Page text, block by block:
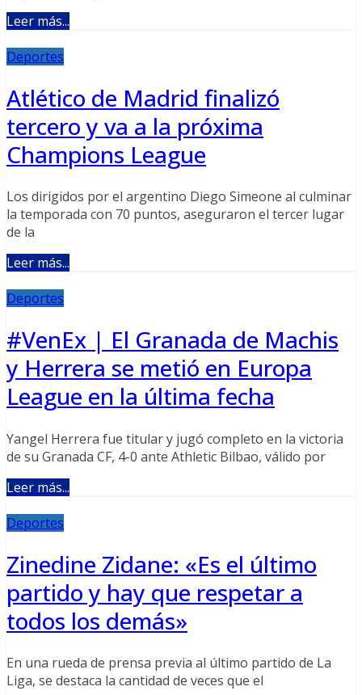
Leer más...
Deportes
Atlético de Madrid finalizó
tercero y va a la próxima
Champions League
Los dirigidos por el argentino Diego Simeone al culminar
la temporada con 70 puntos, aseguraron el tercer lugar
de la
Leer más...
Deportes
#VenEx | El Granada de Machis
y Herrera se metió en Europa
League en la última fecha
Yangel Herrera fue titular y jugó completo en la victoria
de su Granada CF, 4-0 ante Athletic Bilbao, válido por
Leer más...
Deportes
Zinedine Zidane: «Es el último
partido y hay que respetar a
todos los demás»
En una rueda de prensa previa al último partido de La
Liga, se destaca la cantidad de veces que el